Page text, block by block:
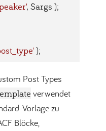
, $args );
);
Post Types
verwendet
Vorlage zu
Blöcke,